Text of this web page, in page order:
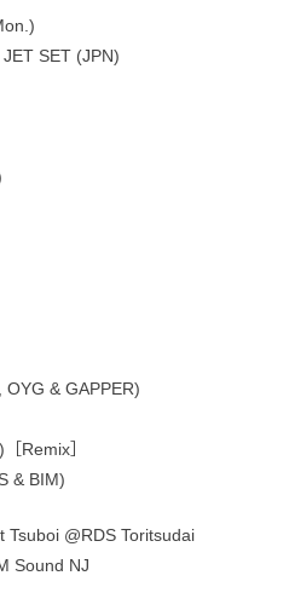
SET (JPN)
& GAPPER)
Remix］
& BIM)
Tsuboi @RDS Toritsudai
Sound NJ